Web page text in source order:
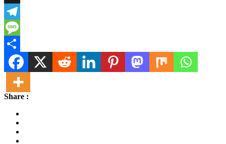
X
Telegram
Message
Share
Share :